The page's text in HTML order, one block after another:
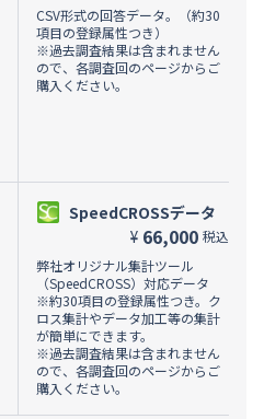
CSV形式の回答データ。（約30
項目の登録属性つき）
※過去調査結果は含まれません
ので、各調査回のページからご
購入ください。
SpeedCROSSデータ
¥ 66,000 税込
弊社オリジナル集計ツール
（SpeedCROSS）対応データ
※約30項目の登録属性つき。ク
ロス集計やデータ加工等の集計
が簡単にできます。
※過去調査結果は含まれません
ので、各調査回のページからご
購入ください。